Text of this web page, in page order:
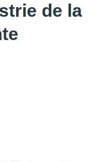
de la